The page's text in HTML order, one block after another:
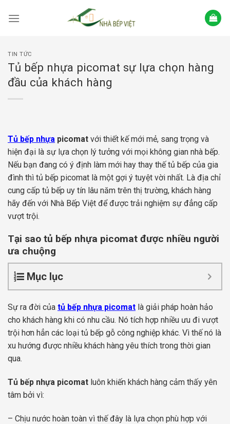
TIN TỨC
Tủ bếp nhựa picomat sự lựa chọn hàng
đầu của khách hàng
Tủ bếp nhựa picomat với thiết kế mới mẻ, sang trọng và
hiện đại là sự lựa chọn lý tưởng với mọi không gian nhà bếp.
Nếu bạn đang có ý định làm mới hay thay thế tủ bếp của gia
đình thì tủ bếp picomat là một gợi ý tuyệt vời nhất. Là địa chỉ
cung cấp tủ bếp uy tín lâu năm trên thị trường, khách hàng
hãy đến với Nhà Bếp Việt để được trải nghiệm sự đẳng cấp
vượt trội.
Tại sao tủ bếp nhựa picomat được nhiều người
ưa chuộng
Mục lục
Sự ra đời của tủ bếp nhựa picomat là giải pháp hoàn hảo
cho khách hàng khi có nhu cầu. Nó tích hợp nhiều ưu đi vượt
trội hơn hẳn các loại tủ bếp gỗ công nghiệp khác. Vì thế nó là
xu hướng được nhiều khách hàng yêu thích trong thời gian
qua.
Tủ bếp nhựa picomat luôn khiến khách hàng cảm thấy yên
tâm bởi vì:
– Chịu nước hoàn toàn vì thế đây là lựa chọn phù hợp với